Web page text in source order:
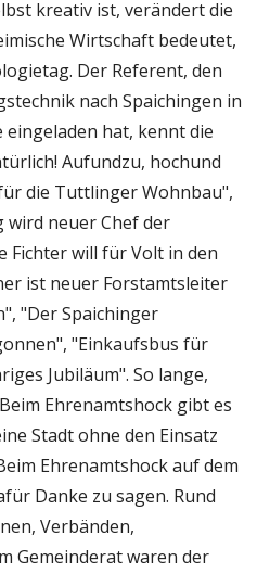
kreativ ist, verändert die
Wirtschaft bedeutet,
Der Referent, den
nach Spaichingen in
eingeladen hat, kennt die
Aufundzu, hochund
die Tuttlinger Wohnbau",
neuer Chef der
Fichter will für Volt in den
ist neuer Forstamtsleiter
"Der Spaichinger
"Einkaufsbus für
Jubiläum". So lange,
Ehrenamtshock gibt es
Stadt ohne den Einsatz
Ehrenamtshock auf dem
Danke zu sagen. Rund
Verbänden,
Gemeinderat waren der